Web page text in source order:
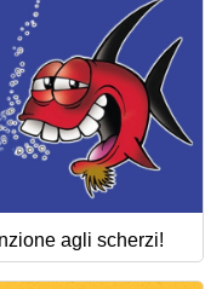
agli scherzi!